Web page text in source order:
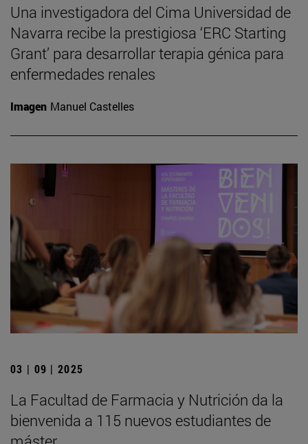
Una investigadora del Cima Universidad de
Navarra recibe la prestigiosa ‘ERC Starting
Grant’ para desarrollar terapia génica para
enfermedades renales
Imagen Manuel Castelles
03 | 09 | 2025
La Facultad de Farmacia y Nutrición da la
bienvenida a 115 nuevos estudiantes de